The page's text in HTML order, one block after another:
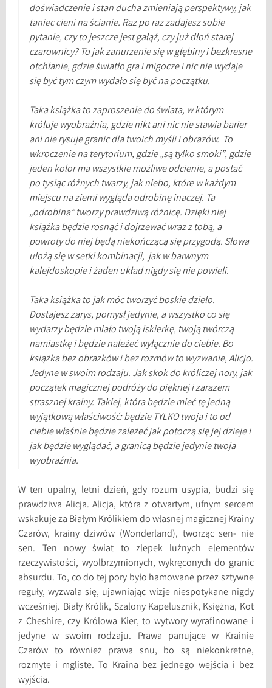
doświadczenie i stan ducha zmieniają perspektywy, jak
taniec cieni na ścianie. Raz po raz zadajesz sobie
pytanie, czy to jeszcze jest gałąź, czy już dłoń starej
czarownicy? To jak zanurzenie się w głębiny i bezkresne
otchłanie, gdzie światło gra i migocze i nic nie wydaje
się być tym czym wydało się być na początku.
Taka książka to zaproszenie do świata, w którym
króluje wyobraźnia, gdzie nikt ani nic nie stawia barier
ani nie rysuje granic dla twoich myśli i obrazów. To
wkroczenie na terytorium, gdzie „są tylko smoki”, gdzie
jeden kolor ma wszystkie możliwe odcienie, a postać
po tysiąc różnych twarzy, jak niebo, które w każdym
miejscu na ziemi wygląda odrobinę inaczej. Ta
„odrobina” tworzy prawdziwą różnicę. Dzięki niej
książka będzie rosnąć i dojrzewać wraz z tobą, a
powroty do niej będą niekończącą się przygodą. Słowa
ułożą się w setki kombinacji, jak w barwnym
kalejdoskopie i żaden układ nigdy się nie powieli.
Taka książka to jak móc tworzyć boskie dzieło.
Dostajesz zarys, pomysł jedynie, a wszystko co się
wydarzy będzie miało twoją iskierkę, twoją twórczą
namiastkę i będzie należeć wyłącznie do ciebie. Bo
książka bez obrazków i bez rozmów to wyzwanie, Alicjo.
Jedyne w swoim rodzaju. Jak skok do króliczej nory, jak
początek magicznej podróży do pięknej i zarazem
strasznej krainy. Takiej, która będzie mieć tę jedną
wyjątkową właściwość: będzie TYLKO twoja i to od
ciebie właśnie będzie zależeć jak potoczą się jej dzieje i
jak będzie wyglądać, a granicą będzie jedynie twoja
wyobraźnia.
W ten upalny, letni dzień, gdy rozum usypia, budzi się
prawdziwa Alicja. Alicja, która z otwartym, ufnym sercem
wskakuje za Białym Królikiem do własnej magicznej Krainy
Czarów, krainy dziwów (Wonderland), tworząc sen- nie
sen. Ten nowy świat to zlepek luźnych elementów
rzeczywistości, wyolbrzymionych, wykręconych do granic
absurdu. To, co do tej pory było hamowane przez sztywne
reguły, wyzwala się, ujawniając wizje niespotykane nigdy
wcześniej. Biały Królik, Szalony Kapelusznik, Księżna, Kot
z Cheshire, czy Królowa Kier, to wytwory wyrafinowane i
jedyne w swoim rodzaju. Prawa panujące w Krainie
Czarów to również prawa snu, bo są niekonkretne,
rozmyte i mgliste. To Kraina bez jednego wejścia i bez
wyjścia.